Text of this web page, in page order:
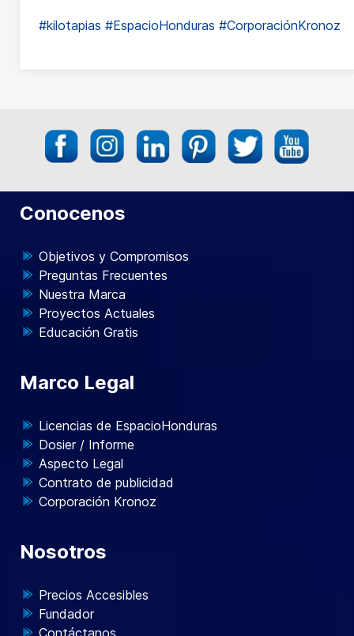
#kilotapias #EspacioHonduras #CorporaciónKronoz
Conocenos
Objetivos y Compromisos
Preguntas Frecuentes
Nuestra Marca
Proyectos Actuales
Educación Gratis
Marco Legal
Licencias de EspacioHonduras
Dosier / Informe
Aspecto Legal
Contrato de publicidad
Corporación Kronoz
Nosotros
Precios Accesibles
Fundador
Contáctanos